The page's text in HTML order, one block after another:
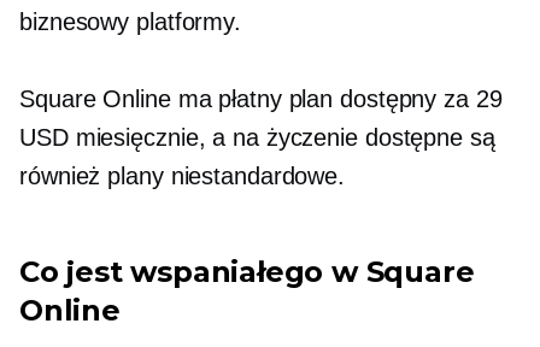
biznesowy platformy.
Square Online ma płatny plan dostępny za 29
USD miesięcznie, a na życzenie dostępne są
również plany niestandardowe.
Co jest wspaniałego w Square
Online